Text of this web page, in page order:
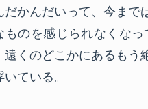
だかんだいって、今まで
ものを感じられなくな
遠くのどこかにあるもう
いている。